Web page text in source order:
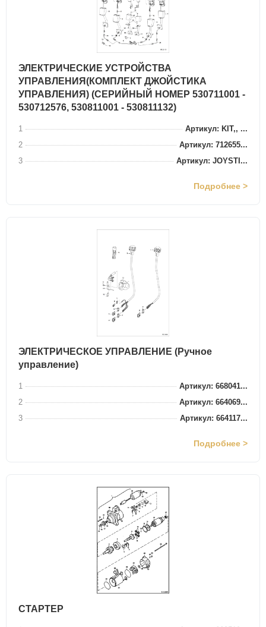
ЭЛЕКТРИЧЕСКИЕ УСТРОЙСТВА
УПРАВЛЕНИЯ(КОМПЛЕКТ ДЖОЙСТИКА
УПРАВЛЕНИЯ) (СЕРИЙНЫЙ НОМЕР 530711001 -
530712576, 530811001 - 530811132)
1
Артикул: KIT,, ...
2
Артикул: 712655...
3
Артикул: JOYSTI...
Подробнее >
ЭЛЕКТРИЧЕСКОЕ УПРАВЛЕНИЕ (Ручное
управление)
1
Артикул: 668041...
2
Артикул: 664069...
3
Артикул: 664117...
Подробнее >
СТАРТЕР